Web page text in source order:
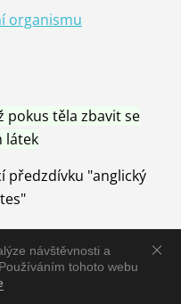
návštěvnosti a
tohoto webu
organismu
pokus těla zbavit se
látek
předzdívku "anglický
Přírody, neutralizací a